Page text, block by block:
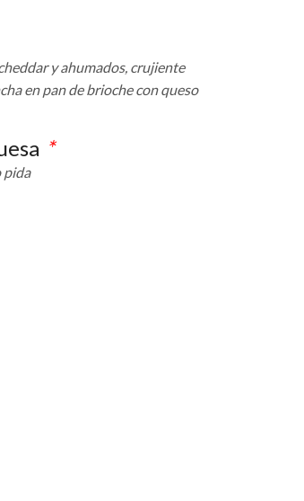
y ahumados, crujiente
en pan de brioche con queso
*
pida